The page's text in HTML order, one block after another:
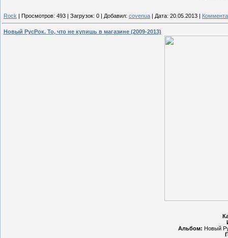
Rock | Просмотров: 493 | Загрузок: 0 | Добавил: covenua | Дата: 20.05.2013 |
Новый РусРок. То, что не купишь в магазине (2009-2013)
Альбом: Новый